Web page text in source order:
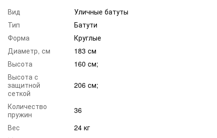
Вид
Уличные батуты
Тип
Батути
Форма
Круглые
Диаметр, см
183 см
Высота
160 см;
Высота с
защитной
сеткой
206 см;
Количество
пружин
36
Вес
24 кг